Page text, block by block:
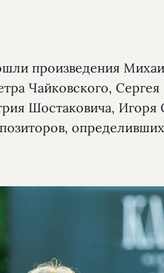
произведения
Чайковского, Сергея
Шостаковича, Игоря